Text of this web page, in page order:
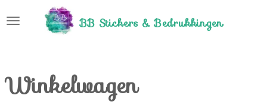
direct
BB Stickers & Bedrukkingen
Winkelwagen